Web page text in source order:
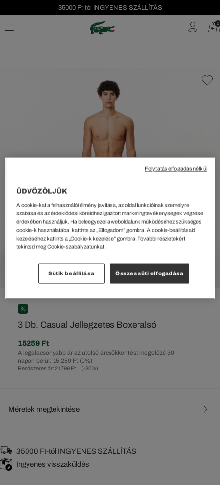
35000 Ft-tól INGYENES SZÁLLÍTÁS
Szezonális leárazás akár -40%! 0
%
3 Db. Casual Jellegzetes Boxeralsó
Rendszeres ár: 21799 Ft (-30%)
A legalacsonyabb ár az utolsó árcsökkentést megelőző 30
napon belül: 15.259 Ft (0%)
15259 Ft
Méretek megtekintése
35000 Ft-tól INGYENES SZÁLLÍTÁS
Ingyenes visszaküldés
ÜDVÖZÖLJÜK
A cookie-kat a felhasználói élmény javítása, az oldal funkcióinak személyre
szabása és az érdeklődési köreidhez igazított marketingtevékenységek végzése
érdekében használjuk. Ha beleegyezel a weboldalunk működéséhez szükséges
cookie-k használatába, kattints az „Elfogadom” gombra. A cookie-beállításaid
kezeléséhez kattints a „Cookie-k kezelése” gombra. További részletekért
tekintsd meg Cookie-szabályzatunkat.
Sütik beállítása Összes süti elfogadása
Folytatás elfogadás nélkül